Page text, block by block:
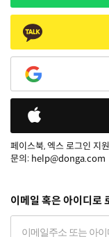
페이스북, 엑스 로그인 지
문의: help@donga.com
이메일 혹은 아이디로